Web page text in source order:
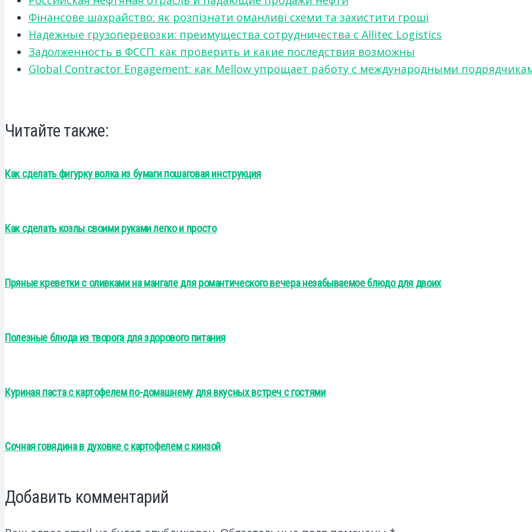
Фінансове шахрайство: як розпізнати оманливі схеми та захистити гроші
Надежные грузоперевозки: преимущества сотрудничества с Allitec Logistics
Задолженность в ФССП: как проверить и какие последствия возможны
Global Contractor Engagement: как Mellow упрощает работу с международными
Читайте также:
Как сделать фигурку волка из бумаги пошаговая инструкция
Как сделать козлы своими руками легко и просто
Пряные креветки с оливками на мангале для романтического вечера незабываемое блюдо для двоих
Полезные блюда из творога для здорового питания
Куриная паста с картофелем по-домашнему для вкусных встреч с гостями
Сочная говядина в духовке с картофелем с кинзой
Добавить комментарий